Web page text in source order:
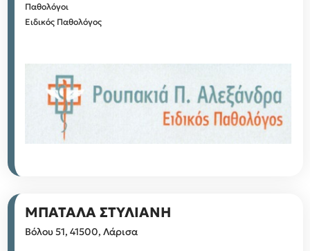
Παθολόγοι
Ειδικός Παθολόγος
ΜΠΑΤΑΛΑ ΣΤΥΛΙΑΝΗ
Βόλου 51, 41500, Λάρισα